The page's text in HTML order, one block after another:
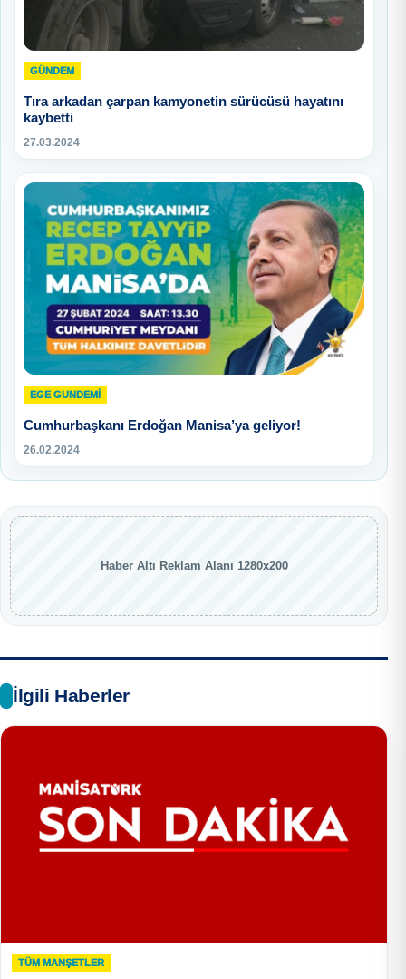
GÜNDEM
Tıra arkadan çarpan kamyonetin sürücüsü hayatını
kaybetti
27.03.2024
EGE GUNDEMİ
Cumhurbaşkanı Erdoğan Manisa’ya geliyor!
26.02.2024
Haber Altı Reklam Alanı 1280x200
İlgili Haberler
TÜM MANŞETLER